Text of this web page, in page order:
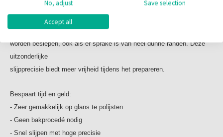
keramiekmaterialen
beginnen af te splinteren, kan BRILLIANT Crios gemakkelijk en
nauwkeurig
worden beslepen, ook als er sprake is van heel dunne randen. Deze
uitzonderlijke
slijpprecisie biedt meer vrijheid tijdens het prepareren.
Bespaart tijd en geld:
- Zeer gemakkelijk op glans te polijsten
- Geen bakprocedé nodig
- Snel slijpen met hoge precisie
No, adjust Save selection
Accept all